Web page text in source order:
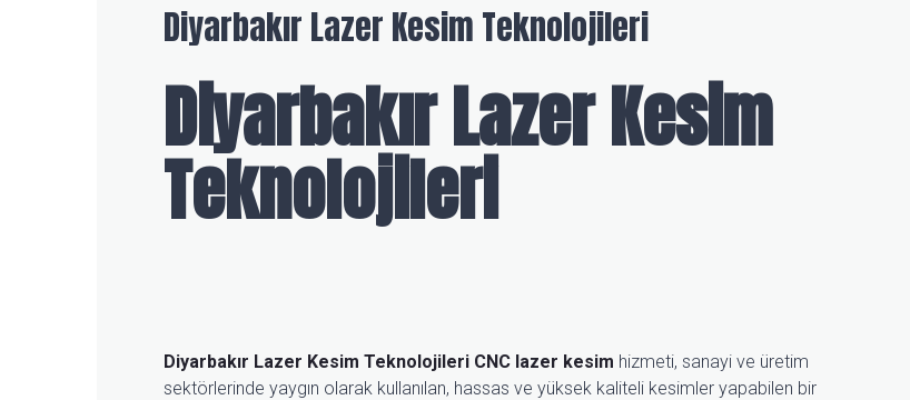
Diyarbakır Lazer Kesim Teknolojileri
Diyarbakır Lazer Kesim
Teknolojileri
Diyarbakır Lazer Kesim Teknolojileri CNC lazer kesim hizmeti, sanayi ve üretim
sektörlerinde yaygın olarak kullanılan, hassas ve yüksek kaliteli kesimler yapabilen bir